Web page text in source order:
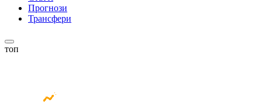
Прогнози
Трансфери
топ